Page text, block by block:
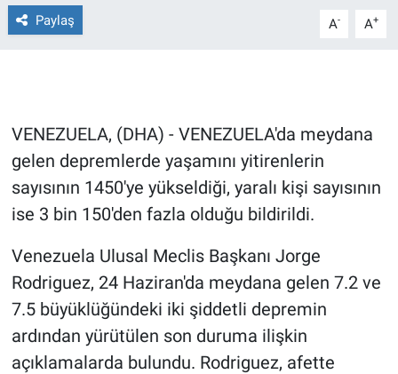
Paylaş A- A+
VENEZUELA, (DHA) - VENEZUELA'da meydana
gelen depremlerde yaşamını yitirenlerin
sayısının 1450'ye yükseldiği, yaralı kişi sayısının
ise 3 bin 150'den fazla olduğu bildirildi.
Venezuela Ulusal Meclis Başkanı Jorge
Rodriguez, 24 Haziran'da meydana gelen 7.2 ve
7.5 büyüklüğündeki iki şiddetli depremin
ardından yürütülen son duruma ilişkin
açıklamalarda bulundu. Rodriguez, afette
Gerçeğin İzinde
Gün Bitiyor
Gün Ortası
Gündem Özel
Günün görüntüsü
Haber